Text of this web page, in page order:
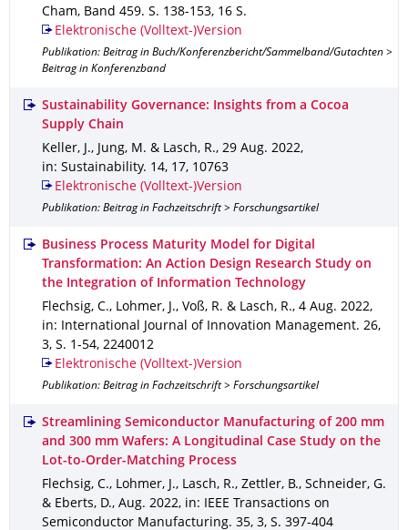
Cham, Band 459. S. 138-153, 16 S.
Elektronische (Volltext-)Version
Publikation: Beitrag in Buch/Konferenzbericht/Sammelband/Gutachten >
Beitrag in Konferenzband
Sustainability Governance: Insights from a Cocoa
Supply Chain
Keller, J., Jung, M. & Lasch, R., 29 Aug. 2022,
in: Sustainability. 14, 17, 10763
Elektronische (Volltext-)Version
Publikation: Beitrag in Fachzeitschrift > Forschungsartikel
Business Process Maturity Model for Digital
Transformation: An Action Design Research Study on
the Integration of Information Technology
Flechsig, C., Lohmer, J., Voß, R. & Lasch, R., 4 Aug. 2022,
in: International Journal of Innovation Management. 26,
3, S. 1-54, 2240012
Elektronische (Volltext-)Version
Publikation: Beitrag in Fachzeitschrift > Forschungsartikel
Streamlining Semiconductor Manufacturing of 200 mm
and 300 mm Wafers: A Longitudinal Case Study on the
Lot-to-Order-Matching Process
Flechsig, C., Lohmer, J., Lasch, R., Zettler, B., Schneider, G.
& Eberts, D., Aug. 2022, in: IEEE Transactions on
Semiconductor Manufacturing. 35, 3, S. 397-404